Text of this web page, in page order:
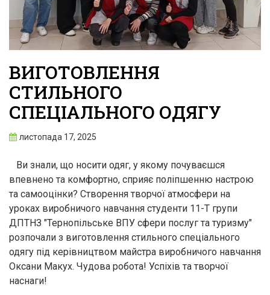
ВИГОТОВЛЕННЯ
СТИЛЬНОГО
СПЕЦІАЛЬНОГО ОДЯГУ
листопада 17, 2025
Ви знали, що носити одяг, у якому почуваєшся
впевнено та комфортно, сприяє поліпшенню настрою
та самооцінки? Створення творчої атмосфери на
уроках виробничого навчання студенти 11-Т групи
ДПТНЗ "Тернопільське ВПУ сфери послуг та туризму"
розпочали з виготовлення стильного спеціального
одягу під керівництвом майстра виробничого навчання
Оксани Макух. Чудова робота! Успіхів та творчої
наснаги!